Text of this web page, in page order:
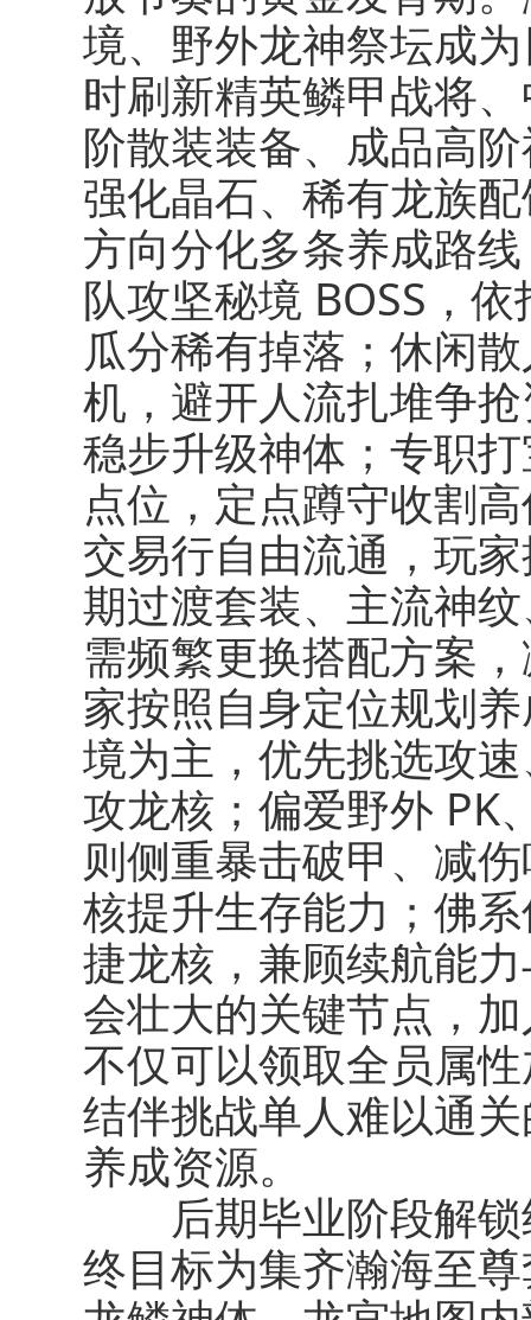
境、野外龙神祭坛成
时刷新精英鳞甲战将
阶散装装备、成品高
强化晶石、稀有龙族
方向分化多条养成路
队攻坚秘境 BOSS，
瓜分稀有掉落；休闲
机，避开人流扎堆争
稳步升级神体；专职
点位，定点蹲守收割
交易行自由流通，玩
期过渡套装、主流神
需频繁更换搭配方案
家按照自身定位规划
境为主，优先挑选攻
攻龙核；偏爱野外 PK
则侧重暴击破甲、减
核提升生存能力；佛
捷龙核，兼顾续航能
会壮大的关键节点，
不仅可以领取全员属
结伴挑战单人难以通
养成资源。
后期毕业阶段解锁
终目标为集齐瀚海至